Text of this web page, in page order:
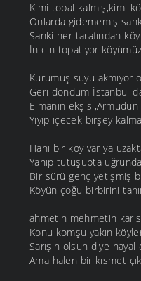
Kimi topal kalmış,kimi
Onlarda gidememiş
Sanki her tarafından
İn cin topatıyor
Kurumuş suyu akmıyor
Geri döndüm İstanbul
Elmanın ekşisi,Armudun
Yiyip içecek birşey
Hani bir köy var ya
Yanıp tutuşupta
Bir sürü genç yetişmiş
Köyün çoğu birbirini
ahmetin mehmetin
Konu komşu yakın
Sarışın olsun diye
Ama halen bir kısmet